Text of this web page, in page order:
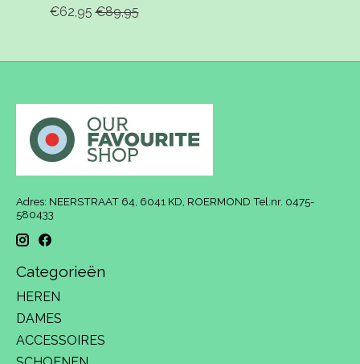
€62,95 €89,95
Adres: NEERSTRAAT 64, 6041 KD, ROERMOND Tel.nr. 0475-
580433
Categorieën
HEREN
DAMES
ACCESSOIRES